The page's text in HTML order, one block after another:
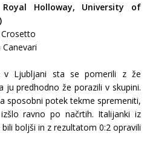
Holloway, University of
v Ljubljani sta se pomerili z že
ju predhodno že porazili v skupini.
sposobni potek tekme spremeniti,
ravno po načrtih. Italijanki iz
boljši in z rezultatom 0:2 opravili